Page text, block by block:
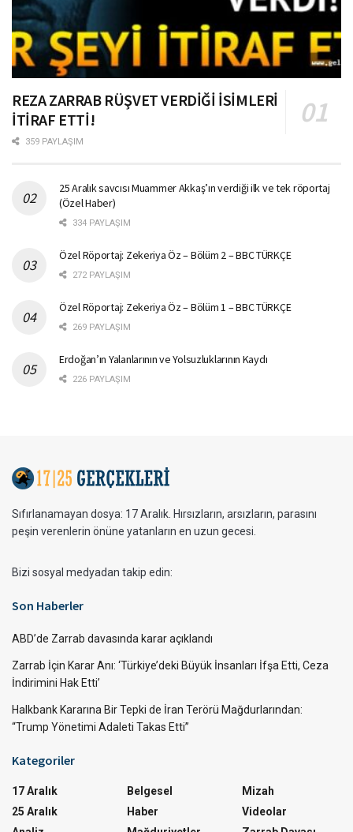
REZA ZARRAB RÜŞVET VERDİĞİ İSİMLERİ
İTİRAF ETTİ!
359 PAYLAŞIM
25 Aralık savcısı Muammer Akkaş’ın verdiği ilk ve tek röportaj
(Özel Haber)
334 PAYLAŞIM
Özel Röportaj: Zekeriya Öz – Bölüm 2 – BBC TÜRKÇE
272 PAYLAŞIM
Özel Röportaj: Zekeriya Öz – Bölüm 1 – BBC TÜRKÇE
269 PAYLAŞIM
Erdoğan’ın Yalanlarının ve Yolsuzluklarının Kaydı
226 PAYLAŞIM
Sıfırlanamayan dosya: 17 Aralık. Hırsızların, arsızların, parasını
peşin verenlerin önüne yatanların en uzun gecesi.
Bizi sosyal medyadan takip edin:
Son Haberler
ABD’de Zarrab davasında karar açıklandı
Zarrab İçin Karar Anı: ‘Türkiye’deki Büyük İnsanları İfşa Etti, Ceza
İndirimini Hak Etti’
Halkbank Kararına Bir Tepki de İran Terörü Mağdurlarından:
“Trump Yönetimi Adaleti Takas Etti”
Kategoriler
17 Aralık
25 Aralık
Belgesel
Haber
Mizah
Videolar